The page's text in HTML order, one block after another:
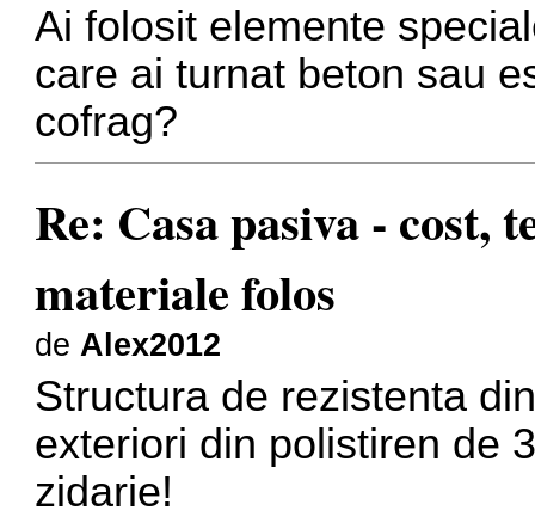
Ai folosit elemente
care ai turnat beton sau
cofrag?
Re: Casa pasiva - cost,
materiale folos
deAlex2012
Structura de rezistenta
exteriori din polistiren de
zidarie!